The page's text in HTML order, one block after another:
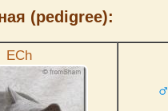
(pedigree):
ECh